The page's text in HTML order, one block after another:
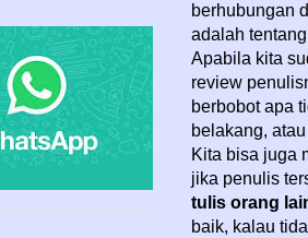
berhubungan
adalah
Apabila kita
review
berbobot apa
belakang,
Kita bisa juga
jika penulis
tulis orang
baik, kalau